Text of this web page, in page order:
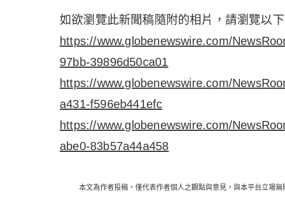
如欲瀏覽此新聞稿隨附的相片，請瀏覽以下
https://www.globenewswire.com/
97bb-39896d50ca01
https://www.globenewswire.com/
a431-f596eb441efc
https://www.globenewswire.com/
abe0-83b57a44a458
本文為作者投稿，僅代表作者個人之觀點與意見，與本平台立場